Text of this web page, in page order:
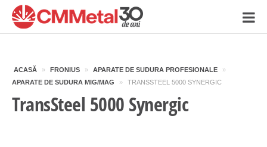
ACASĂ » FRONIUS » APARATE DE SUDURA PROFESIONALE
»
APARATE DE SUDURA MIG/MAG
» TRANSSTEEL 5000 SYNERGIC
TransSteel 5000 Synergic